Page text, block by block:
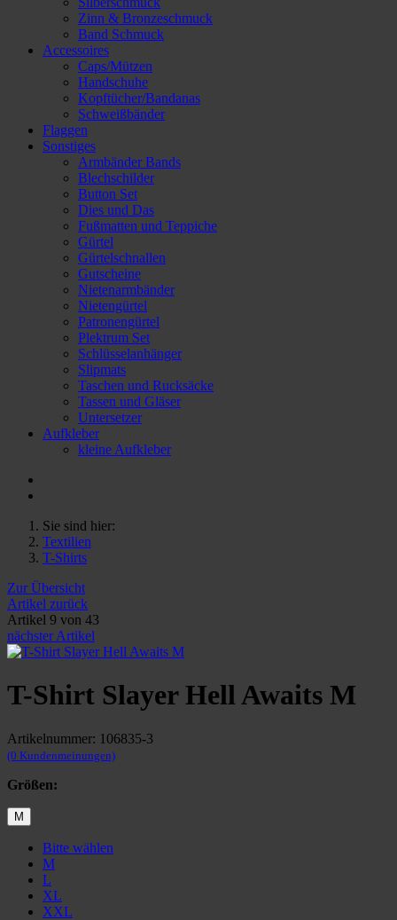
Zinn & Bronzeschmuck
Band Schmuck
Accessoires
Caps/Mützen
Handschuhe
Kopftücher/Bandanas
Schweißbänder
Flaggen
Sonstiges
Armbänder Bands
Blechschilder
Button Set
Dies und Das
Fußmatten und Teppiche
Gürtel
Gürtelschnallen
Gutscheine
Nietenarmbänder
Nietengürtel
Patronengürtel
Plektrum Set
Schlüsselanhänger
Slipmats
Taschen und Rucksäcke
Tassen und Gläser
Untersetzer
Aufkleber
kleine Aufkleber
Sie sind hier:
Textilien
T-Shirts
Zur Übersicht
Artikel zurück
Artikel 9 von 43
nächster Artikel
T-Shirt Slayer Hell Awaits M
Artikelnummer: 106835-3
(0 Kundenmeinungen)
Größen:
M
Bitte wählen
M
L
XL
XXL